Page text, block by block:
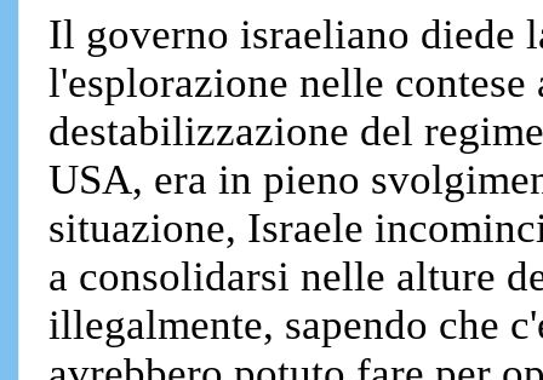
Il governo israeliano diede
l'esplorazione nelle
destabilizzazione del
USA, era in pieno
situazione, Israele
a consolidarsi nelle alture
illegalmente, sapendo che